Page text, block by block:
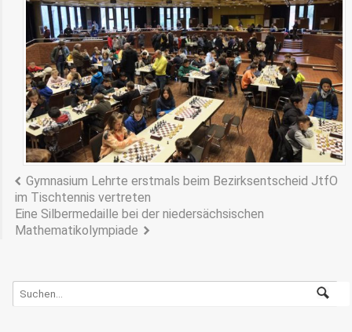
Gymnasium Lehrte erstmals beim Bezirksentscheid JtfO
im Tischtennis vertreten
Eine Silbermedaille bei der niedersächsischen
Mathematikolympiade